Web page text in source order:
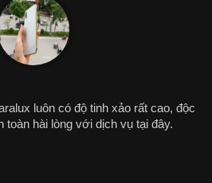
luôn có độ tinh xảo rất cao, độc
toàn hài lòng với dịch vụ tại đây.